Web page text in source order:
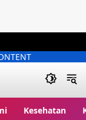
Kesehatan